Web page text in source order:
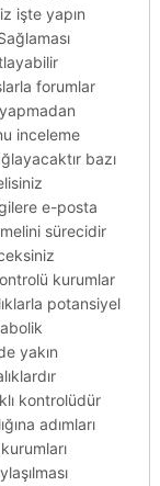
işte yapın
forumlar
inceleme
bazı
e-posta
sürecidir
kurumlar
potansiyel
yakın
kontrolüdür
adımları